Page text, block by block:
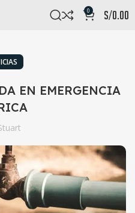
0 s/0.00
EN EMERGENCIA